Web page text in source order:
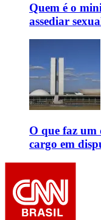
Quem é o
assediar
O que faz um
cargo em